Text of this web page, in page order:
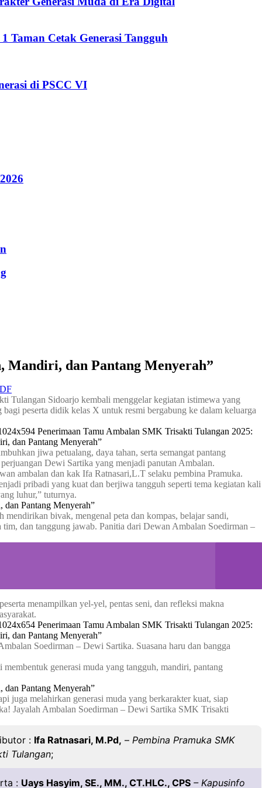
Taman Cetak Generasi Tangguh
di PSCC VI
Mandiri, dan Pantang Menyerah”
Tulangan Sidoarjo kembali menggelar kegiatan istimewa yang
peserta didik kelas X untuk resmi bergabung ke dalam keluarga
jiwa petualang, daya tahan, serta semangat pantang
Dewi Sartika yang menjadi panutan Ambalan.
ambalan dan kak Ifa Ratnasari,L.T selaku pembina Pramuka.
pribadi yang kuat dan berjiwa tangguh seperti tema kegiatan kali
luhur,” tuturnya.
bivak, mengenal peta dan kompas, belajar sandi,
dan tanggung jawab. Panitia dari Dewan Ambalan Soedirman –
menampilkan yel-yel, pentas seni, dan refleksi makna
Soedirman – Dewi Sartika. Suasana haru dan bangga
generasi muda yang tangguh, mandiri, pantang
juga melahirkan generasi muda yang berkarakter kuat, siap
Jayalah Ambalan Soedirman – Dewi Sartika SMK Trisakti
: Ifa Ratnasari, M.Pd, – Pembina Pramuka SMK
Tulangan;
: Uays Hasyim, SE., MM., CT.HLC., CPS – Kapusinfo